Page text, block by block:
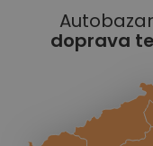
doprava